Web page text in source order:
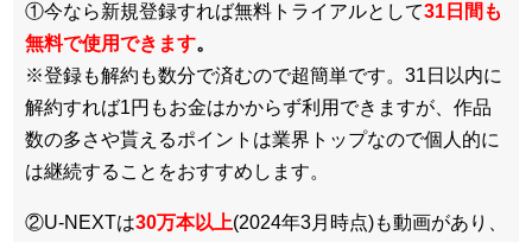
①今なら新規登録すれば無料トライアルとして31日間も
無料で使用できます。
※登録も解約も数分で済むので超簡単です。31日以内に
解約すれば1円もお金はかからず利用できますが、作品
数の多さや貰えるポイントは業界トップなので個人的に
は継続することをおすすめします。
②U-NEXTは30万本以上(2024年3月時点)も動画があり、